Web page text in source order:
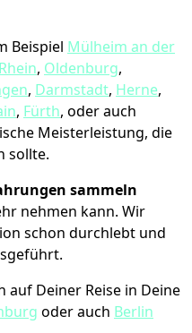
Beispiel Mülheim an der
, Oldenburg,
, Darmstadt, Herne,
, Fürth, oder auch
Meisterleistung, die
sollte.
sammeln
nehmen kann. Wir
schon durchlebt und
auf Deiner Reise in Deine
oder auch Berlin